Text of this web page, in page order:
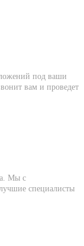
под ваши
вам и проведет
Мы с
специалисты